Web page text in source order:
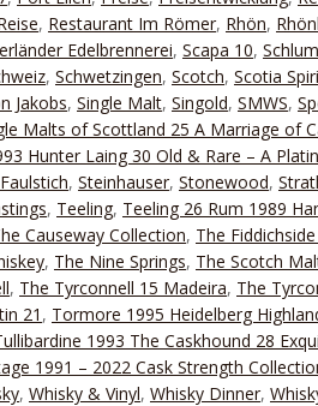
, Restaurant Im Römer, Rhön,
Edelbrennerei, Scapa 10,
, Schwetzingen, Scotch, Scotia
Jakobs, Single Malt, Singold, SMWS,
Malts of Scottland 25 A Marriage of
Hunter Laing 30 Old & Rare – A
, Steinhauser, Stonewood,
, Teeling, Teeling 26 Rum 1989
Causeway Collection, The
, The Nine Springs, The Scotch
, The Tyrconnell 15 Madeira, The
21 , Tormore 1995 Heidelberg
1993 The Caskhound 28
1991 – 2022 Cask Strength
, Whisky & Vinyl, Whisky Dinner,